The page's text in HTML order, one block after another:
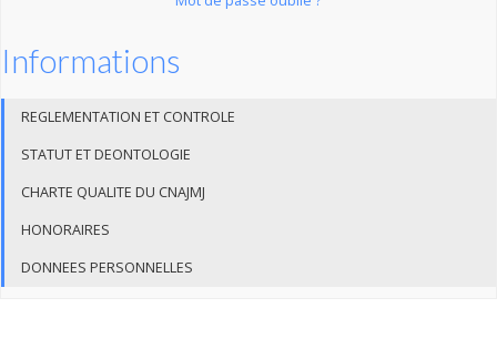
Informations
REGLEMENTATION ET CONTROLE
STATUT ET DEONTOLOGIE
CHARTE QUALITE DU CNAJMJ
HONORAIRES
DONNEES PERSONNELLES